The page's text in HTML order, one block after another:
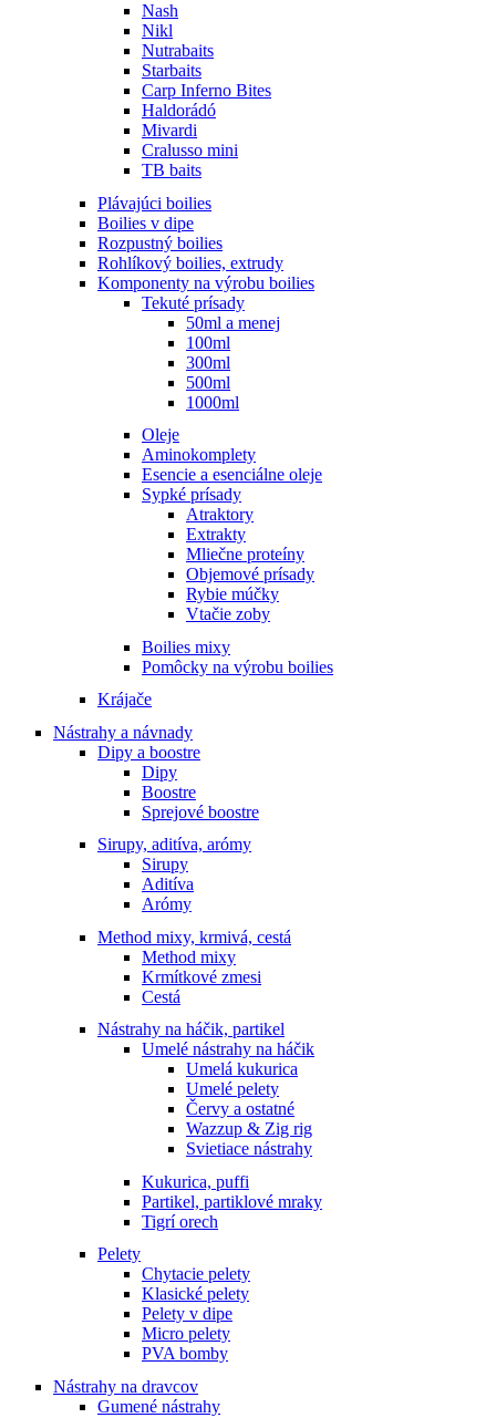
Nash
Nikl
Nutrabaits
Starbaits
Carp Inferno Bites
Haldorádó
Mivardi
Cralusso mini
TB baits
Plávajúci boilies
Boilies v dipe
Rozpustný boilies
Rohlíkový boilies, extrudy
Komponenty na výrobu boilies
Tekuté prísady
50ml a menej
100ml
300ml
500ml
1000ml
Oleje
Aminokomplety
Esencie a esenciálne oleje
Sypké prísady
Atraktory
Extrakty
Mliečne proteíny
Objemové prísady
Rybie múčky
Vtačie zoby
Boilies mixy
Pomôcky na výrobu boilies
Krájače
Nástrahy a návnady
Dipy a boostre
Dipy
Boostre
Sprejové boostre
Sirupy, aditíva, arómy
Sirupy
Aditíva
Arómy
Method mixy, krmivá, cestá
Method mixy
Krmítkové zmesi
Cestá
Nástrahy na háčik, partikel
Umelé nástrahy na háčik
Umelá kukurica
Umelé pelety
Červy a ostatné
Wazzup & Zig rig
Svietiace nástrahy
Kukurica, puffi
Partikel, partiklové mraky
Tigrí orech
Pelety
Chytacie pelety
Klasické pelety
Pelety v dipe
Micro pelety
PVA bomby
Nástrahy na dravcov
Gumené nástrahy